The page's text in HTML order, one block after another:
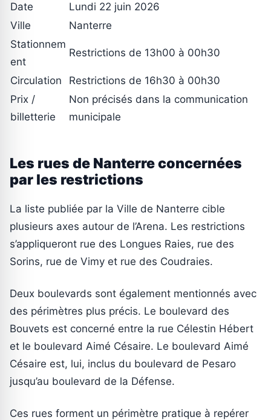
Date
Lundi 22 juin 2026
Ville
Nanterre
Stationnem
ent
Restrictions de 13h00 à 00h30
Circulation
Restrictions de 16h30 à 00h30
Prix /
billetterie
Non précisés dans la communication
municipale
Les rues de Nanterre concernées
par les restrictions
La liste publiée par la Ville de Nanterre cible
plusieurs axes autour de l’Arena. Les restrictions
s’appliqueront rue des Longues Raies, rue des
Sorins, rue de Vimy et rue des Coudraies.
Deux boulevards sont également mentionnés avec
des périmètres plus précis. Le boulevard des
Bouvets est concerné entre la rue Célestin Hébert
et le boulevard Aimé Césaire. Le boulevard Aimé
Césaire est, lui, inclus du boulevard de Pesaro
jusqu’au boulevard de la Défense.
Ces rues forment un périmètre pratique à repérer